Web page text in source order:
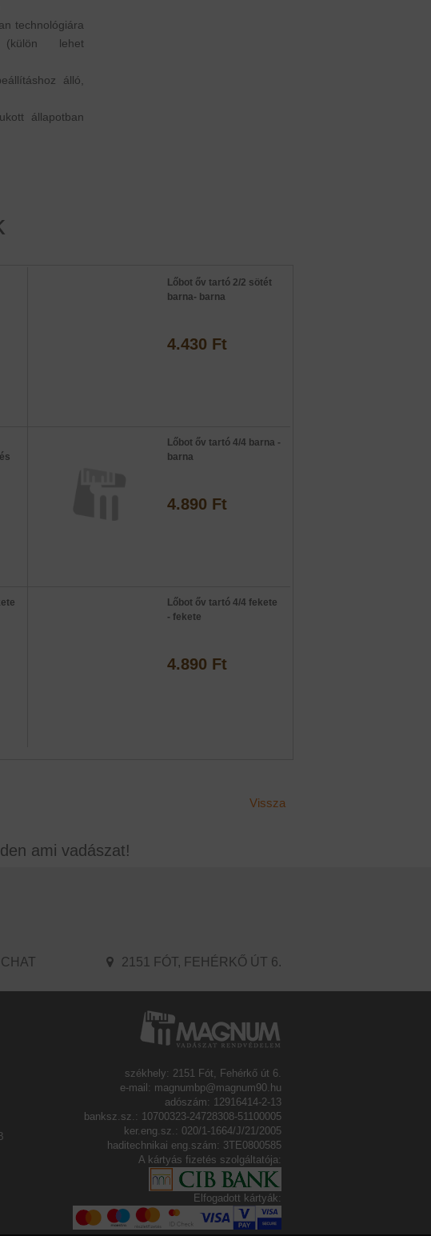
technológiára
lehet
álló,
állapotban
Lőbot őv tartó 2/2 sötét
barna- barna
4.430 Ft
Lőbot őv tartó 4/4 barna -
barna
4.890 Ft
Lőbot őv tartó 4/4 fekete
- fekete
4.890 Ft
Vissza
ami vadászat!
2151 FÓT, FEHÉRKŐ ÚT 6.
székhely: 2151 Fót, Fehérkő út 6.
e-mail: magnumbp@magnum90.hu
adószám: 12916414-2-13
banksz.sz.: 10700323-24728308-51100005
ker.eng.sz.: 020/1-1664/J/21/2005
haditechnikai eng.szám: 3TE0800585
A kártyás fizetés szolgáltatója:
Elfogadott kártyák: